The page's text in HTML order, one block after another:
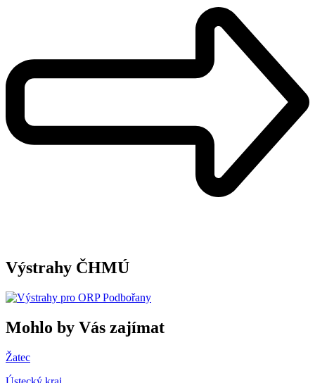
Výstrahy ČHMÚ
Mohlo by Vás zajímat
Žatec